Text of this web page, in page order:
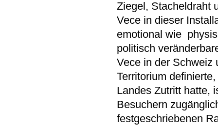
Ziegel, Stacheldraht
Vece in dieser
emotional wie
politisch
Vece in der Schweiz
Territorium
Landes Zutritt hatte,
Besuchern
festgeschriebenen